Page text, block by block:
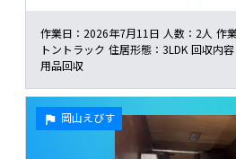
作業日： 2026年7月11日 人数： 2人 作
トントラック 住居形態： 3LDK 回収内容
用品回収
岡山えびす